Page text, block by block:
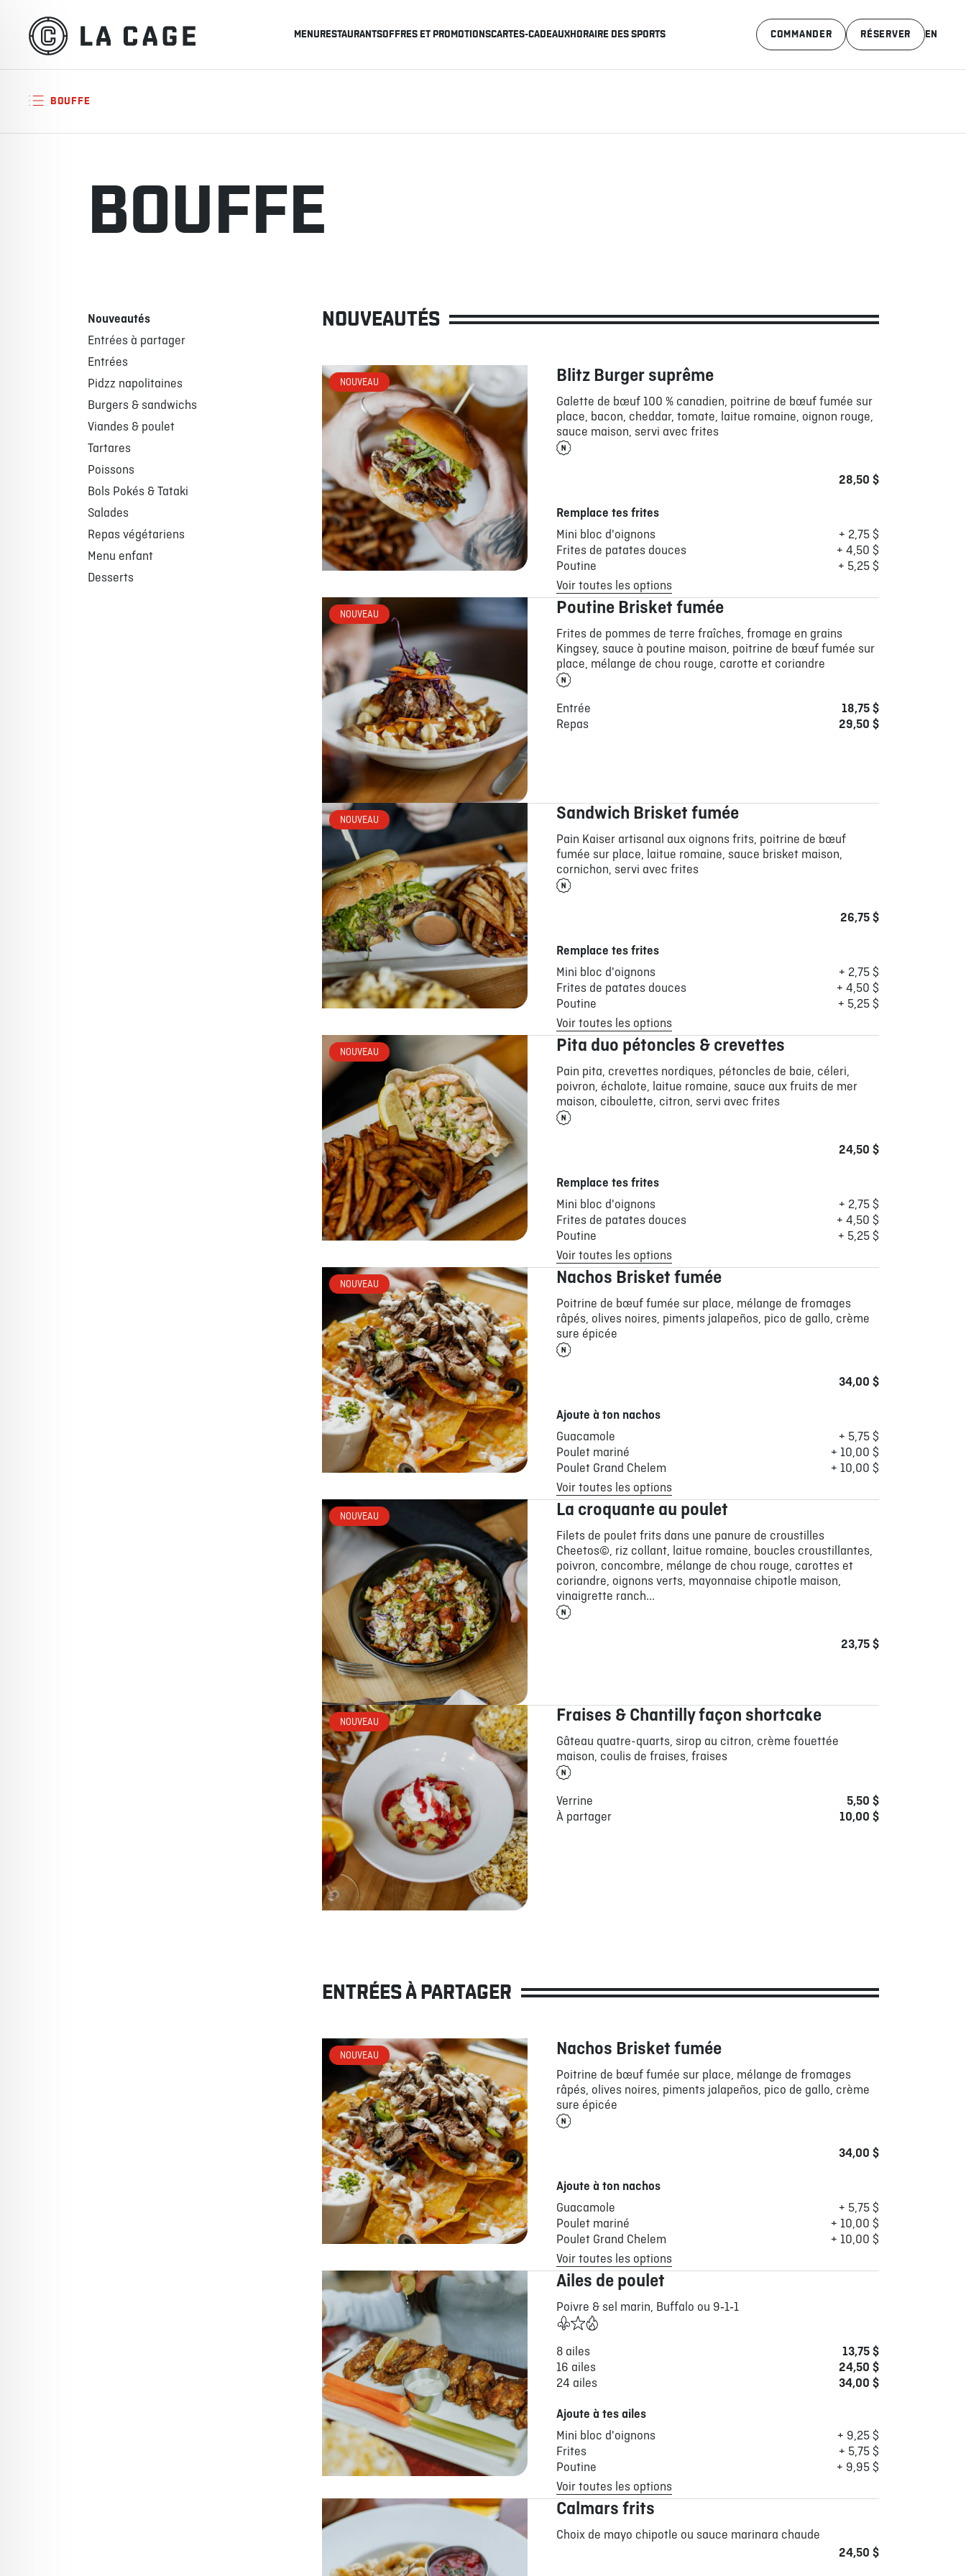
MENURESTAURANTSOFFRES ET PROMOTIONSCARTES-CADEAUXHORAIRE DES SPORTS RÉSERVER
COMMANDER EN
BOUFFE
BOUFFE
Nouveautés
Entrées à partager
Entrées
Pidzz napolitaines
Burgers & sandwichs
Viandes & poulet
Tartares
Poissons
Bols Pokés & Tataki
Salades
Repas végétariens
Menu enfant
Desserts
NOUVEAUTÉS
NOUVEAU Blitz Burger suprême
Galette de bœuf 100 % canadien, poitrine de bœuf fumée sur
place, bacon, cheddar, tomate, laitue romaine, oignon rouge,
sauce maison, servi avec frites
28,50 $
Remplace tes frites
Mini bloc d'oignons
+ 2,75 $
Frites de patates douces
+ 4,50 $
Poutine
+ 5,25 $
Voir toutes les options
NOUVEAU Poutine Brisket fumée
Frites de pommes de terre fraîches, fromage en grains
Kingsey, sauce à poutine maison, poitrine de bœuf fumée sur
place, mélange de chou rouge, carotte et coriandre
Entrée
18,75 $
Repas
29,50 $
NOUVEAU Sandwich Brisket fumée
Pain Kaiser artisanal aux oignons frits, poitrine de bœuf
fumée sur place, laitue romaine, sauce brisket maison,
cornichon, servi avec frites
26,75 $
Remplace tes frites
Mini bloc d'oignons
+ 2,75 $
Frites de patates douces
+ 4,50 $
Poutine
+ 5,25 $
Voir toutes les options
NOUVEAU Pita duo pétoncles & crevettes
Pain pita, crevettes nordiques, pétoncles de baie, céleri,
poivron, échalote, laitue romaine, sauce aux fruits de mer
maison, ciboulette, citron, servi avec frites
24,50 $
Remplace tes frites
Mini bloc d'oignons
+ 2,75 $
Frites de patates douces
+ 4,50 $
Poutine
+ 5,25 $
Voir toutes les options
NOUVEAU Nachos Brisket fumée
Poitrine de bœuf fumée sur place, mélange de fromages
râpés, olives noires, piments jalapeños, pico de gallo, crème
sure épicée
34,00 $
Ajoute à ton nachos
Guacamole
+ 5,75 $
Poulet mariné
+ 10,00 $
Poulet Grand Chelem
+ 10,00 $
Voir toutes les options
NOUVEAU La croquante au poulet
Filets de poulet frits dans une panure de croustilles
Cheetos©, riz collant, laitue romaine, boucles croustillantes,
poivron, concombre, mélange de chou rouge, carottes et
coriandre, oignons verts, mayonnaise chipotle maison,
vinaigrette ranch...
23,75 $
NOUVEAU Fraises & Chantilly façon shortcake
Gâteau quatre-quarts, sirop au citron, crème fouettée
maison, coulis de fraises, fraises
Verrine
5,50 $
À partager
10,00 $
ENTRÉES À PARTAGER
NOUVEAU Nachos Brisket fumée
Poitrine de bœuf fumée sur place, mélange de fromages
râpés, olives noires, piments jalapeños, pico de gallo, crème
sure épicée
34,00 $
Ajoute à ton nachos
Guacamole
+ 5,75 $
Poulet mariné
+ 10,00 $
Poulet Grand Chelem
+ 10,00 $
Voir toutes les options
Ailes de poulet
Poivre & sel marin, Buffalo ou 9‑1‑1
8 ailes
13,75 $
16 ailes
24,50 $
24 ailes
34,00 $
Ajoute à tes ailes
Mini bloc d'oignons
+ 9,25 $
Frites
+ 5,75 $
Poutine
+ 9,95 $
Voir toutes les options
Calmars frits
Choix de mayo chipotle ou sauce marinara chaude
24,50 $